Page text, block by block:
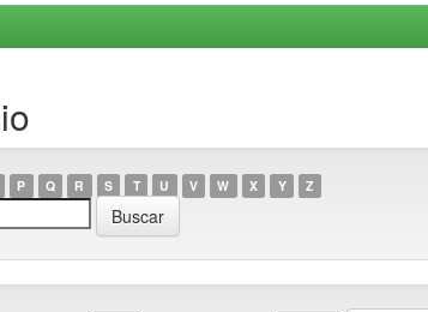
P Q R S T U V W X Y Z